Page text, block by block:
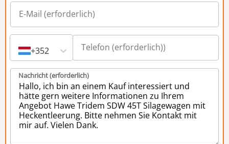
+352
Nachricht (erforderlich)